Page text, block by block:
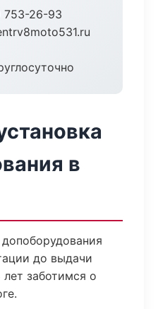
753-26-93
в
до выдачи
заботимся о